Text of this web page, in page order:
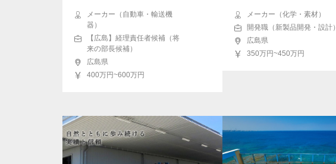
メーカー（自動車・輸送機
器）
【広島】経理責任者候補（将
来の部長候補）
広島県
400万円~600万円
メーカー（化学・素材）
開発職（新製品開発・設計）
広島県
350万円~450万円